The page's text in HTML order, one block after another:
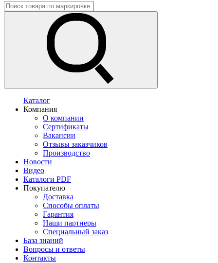
Каталог
Компания
О компании
Сертификаты
Вакансии
Отзывы заказчиков
Производство
Новости
Видео
Каталоги PDF
Покупателю
Доставка
Способы оплаты
Гарантия
Наши партнеры
Специальный заказ
База знаний
Вопросы и ответы
Контакты